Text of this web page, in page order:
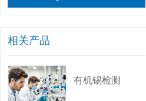
相关产品
有机锡检测